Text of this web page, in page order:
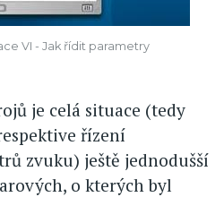
VI - Jak řídit parametry
je celá situace (tedy
řízení
zvuku) ještě jednodušší
o kterých byl